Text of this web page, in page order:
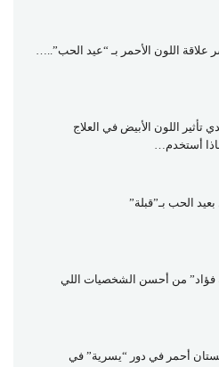
اللون الأحمر بـ “عيد الحب”..…
اللون الأبيض في العلاج
أستخدم…
بعيد الحب بـ”قبلة”
فؤاد” من أحسن الشخصيات اللي
أحمر في دور “يسرية” في